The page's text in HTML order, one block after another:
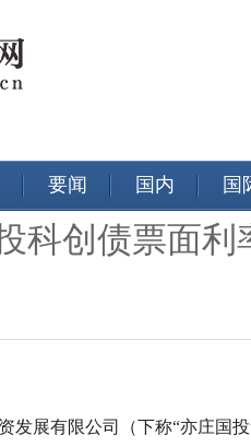
要闻 国内 国
科创债票面利
发展有限公司（下称“亦庄国